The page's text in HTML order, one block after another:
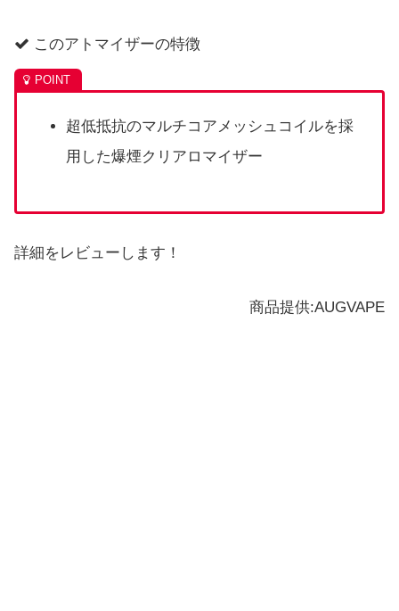
このアトマイザーの特徴
超低抵抗のマルチコアメッシュコイルを採
用した爆煙クリアロマイザー
詳細をレビューします！
商品提供:AUGVAPE